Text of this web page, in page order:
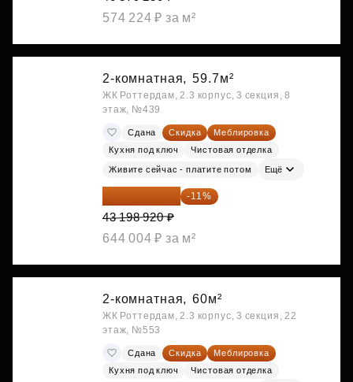
574 224 ₽ за м²
2-комнатная, 59.7м²
ЖК Роттердам, 2.3 корпус, 3 секция, 8
этаж, №439
Сдана Скидка
Меблировка
Кухня под ключ
Чистовая отделка
Живите сейчас - платите потом Ещё
38 447 039 ₽ -11%
43 198 920 ₽
644 004 ₽ за м²
2-комнатная, 60м²
ЖК Роттердам, 2.3 корпус, 3 секция, 22
этаж, №553
Сдана Скидка
Меблировка
Кухня под ключ
Чистовая отделка